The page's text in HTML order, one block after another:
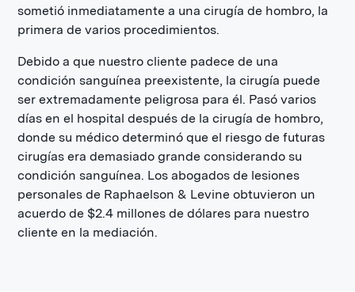
sometió inmediatamente a una cirugía de hombro, la
primera de varios procedimientos.
Debido a que nuestro cliente padece de una
condición sanguínea preexistente, la cirugía puede
ser extremadamente peligrosa para él. Pasó varios
días en el hospital después de la cirugía de hombro,
donde su médico determinó que el riesgo de futuras
cirugías era demasiado grande considerando su
condición sanguínea. Los abogados de lesiones
personales de Raphaelson & Levine obtuvieron un
acuerdo de $2.4 millones de dólares para nuestro
cliente en la mediación.